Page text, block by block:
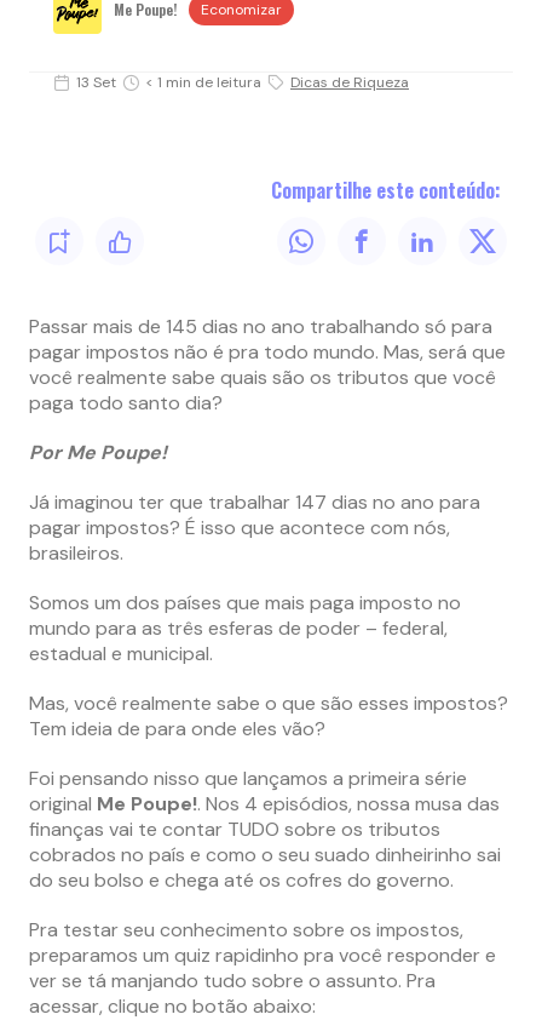
Me Poupe! Economizar
13 Set < 1 min de leitura Dicas de Riqueza
Compartilhe este conteúdo:
Passar mais de 145 dias no ano trabalhando só para
pagar impostos não é pra todo mundo. Mas, será que
você realmente sabe quais são os tributos que você
paga todo santo dia?
Por Me Poupe!
Já imaginou ter que trabalhar 147 dias no ano para
pagar impostos? É isso que acontece com nós,
brasileiros.
Somos um dos países que mais paga imposto no
mundo para as três esferas de poder – federal,
estadual e municipal.
Mas, você realmente sabe o que são esses impostos?
Tem ideia de para onde eles vão?
Foi pensando nisso que lançamos a primeira série
original Me Poupe!. Nos 4 episódios, nossa musa das
finanças vai te contar TUDO sobre os tributos
cobrados no país e como o seu suado dinheirinho sai
do seu bolso e chega até os cofres do governo.
Pra testar seu conhecimento sobre os impostos,
preparamos um quiz rapidinho pra você responder e
ver se tá manjando tudo sobre o assunto. Pra
acessar, clique no botão abaixo: